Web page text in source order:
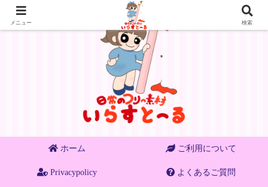
ホーム ご利用について
Privacypolicy よくあるご質問
メニュー 検索